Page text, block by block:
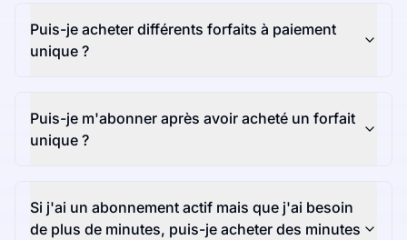
Puis-je acheter différents forfaits à paiement
unique ?
Puis-je m'abonner après avoir acheté un forfait
unique ?
Si j'ai un abonnement actif mais que j'ai besoin
de plus de minutes, puis-je acheter des minutes